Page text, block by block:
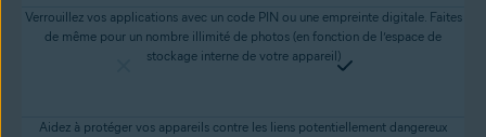
Verrouillez vos applications avec un code PIN ou une empreinte digitale. Faites
de même pour un nombre illimité de photos (en fonction de l’espace de
stockage interne de votre appareil)
Aidez à protéger vos appareils contre les liens potentiellement dangereux